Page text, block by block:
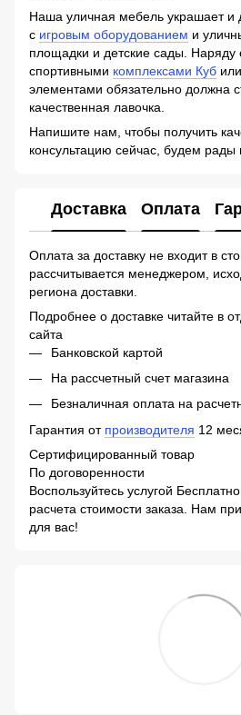
Наша уличная мебель украшает и
с игровым оборудованием и
площадки и детские сады. Наряду
спортивными комплексами Куб
элементами обязательно должна
качественная лавочка.
Напишите нам, чтобы получить
консультацию сейчас, будем рады
Доставка Оплата
Оплата за доставку не входит в
рассчитывается менеджером,
региона доставки.
Подробнее о доставке читайте в
сайта
Банковской картой
На рассчетный счет магазина
Безналичная оплата на
Гарантия от производителя 12
Сертифицированный товар
По договоренности
Воспользуйтесь услугой
расчета стоимости заказа. Нам
для вас!